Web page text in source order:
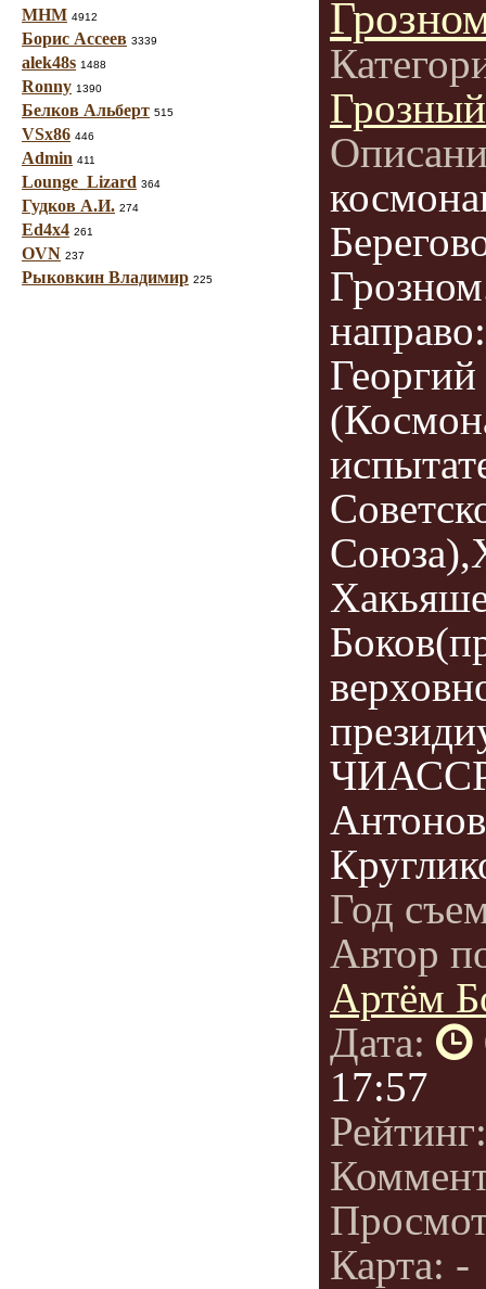
МНМ 4912
Борис Ассеев 3339
alek48s 1488
Ronny 1390
Белков Альберт 515
VSx86 446
Admin 411
Lounge_Lizard 364
Гудков А.И. 274
Ed4x4 261
OVN 237
Рыковкин Владимир 225
Грозный
Год
Автор
Артём
Дата:
17:57
Карта: -